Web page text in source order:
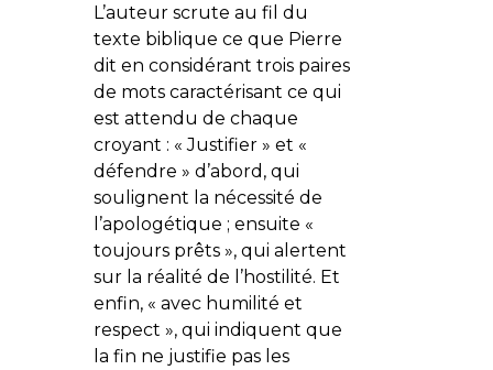
L’auteur scrute au fil du
texte biblique ce que Pierre
dit en considérant trois paires
de mots caractérisant ce qui
est attendu de chaque
croyant : « Justifier » et «
défendre » d’abord, qui
soulignent la nécessité de
l’apologétique ; ensuite «
toujours prêts », qui alertent
sur la réalité de l’hostilité. Et
enfin, « avec humilité et
respect », qui indiquent que
la fin ne justifie pas les